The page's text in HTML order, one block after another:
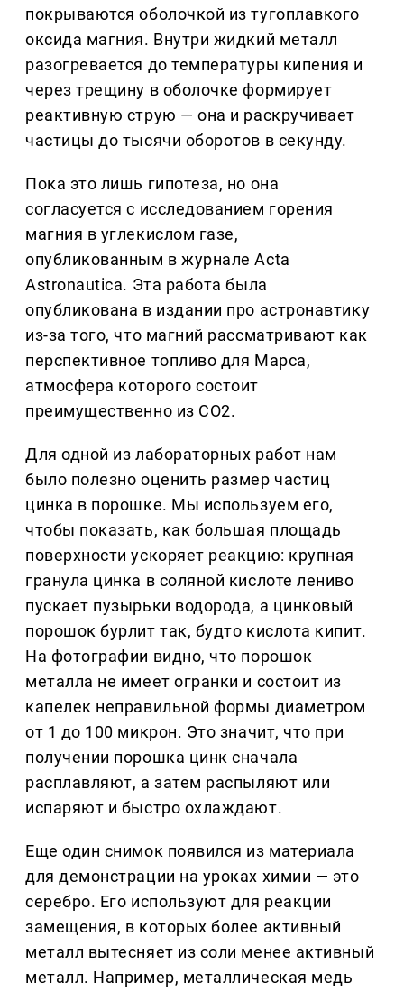
покрываются оболочкой из тугоплавкого
оксида магния. Внутри жидкий металл
разогревается до температуры кипения и
через трещину в оболочке формирует
реактивную струю — она и раскручивает
частицы до тысячи оборотов в секунду.
Пока это лишь гипотеза, но она
согласуется с исследованием горения
магния в углекислом газе,
опубликованным в журнале Acta
Astronautica. Эта работа была
опубликована в издании про астронавтику
из-за того, что магний рассматривают как
перспективное топливо для Марса,
атмосфера которого состоит
преимущественно из CO2.
Для одной из лабораторных работ нам
было полезно оценить размер частиц
цинка в порошке. Мы используем его,
чтобы показать, как большая площадь
поверхности ускоряет реакцию: крупная
гранула цинка в соляной кислоте лениво
пускает пузырьки водорода, а цинковый
порошок бурлит так, будто кислота кипит.
На фотографии видно, что порошок
металла не имеет огранки и состоит из
капелек неправильной формы диаметром
от 1 до 100 микрон. Это значит, что при
получении порошка цинк сначала
расплавляют, а затем распыляют или
испаряют и быстро охлаждают.
Еще один снимок появился из материала
для демонстрации на уроках химии — это
серебро. Его используют для реакции
замещения, в которых более активный
металл вытесняет из соли менее активный
металл. Например, металлическая медь